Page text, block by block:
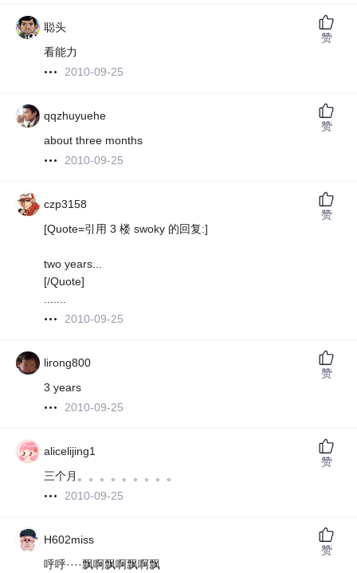
聪头
看能力
2010-09-25
赞
qqzhuyuehe
about three months
2010-09-25
赞
czp3158
[Quote=引用 3 楼 swoky 的回复:]
two years...
[/Quote]
.......
2010-09-25
赞
lirong800
3 years
2010-09-25
赞
alicelijing1
三个月。。。。。。。。。
2010-09-25
赞
H602miss
呼呼····飘啊飘啊飘啊飘
赞